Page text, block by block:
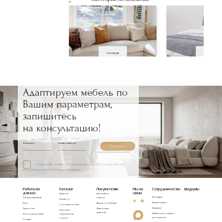
Гостиная
Адаптируем мебель по
Вашим параметрам,
запишитесь
на консультацию!
Ваше имя Номер телефона
Записаться
Отправляя заявку, Вы подтверждаете согласие на
обработку персональных данных
Работаем
для вас
Почему Idealbeds
Блог
Гарантии
Фото покупателей
Отзывы
Каталог
Диваны
Кровати
Стеновые панели
Барные и
полубарные
стулья
Покупателям
Доставка и
оплата
Варианты обивки
Механизмы
диванов
Мы на
связи
Сотрудничество
3D модели
Дизайнерам
Дилерам
Мебель для отелей и
ресторанов
Шоурумы